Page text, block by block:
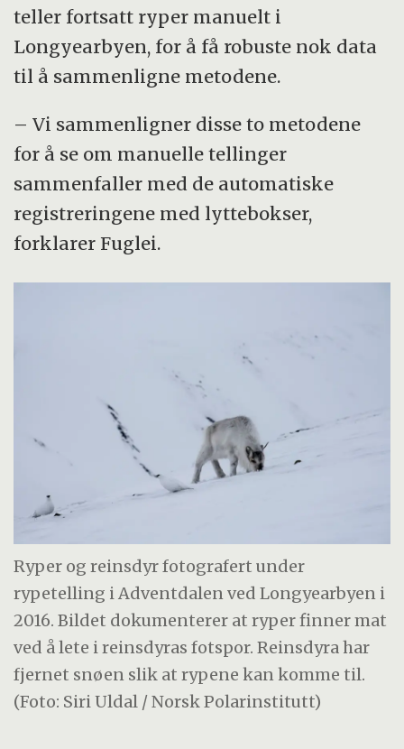
teller fortsatt ryper manuelt i
Longyearbyen, for å få robuste nok data
til å sammenligne metodene.
– Vi sammenligner disse to metodene
for å se om manuelle tellinger
sammenfaller med de automatiske
registreringene med lyttebokser,
forklarer Fuglei.
Ryper og reinsdyr fotografert under
rypetelling i Adventdalen ved Longyearbyen i
2016. Bildet dokumenterer at ryper finner mat
ved å lete i reinsdyras fotspor. Reinsdyra har
fjernet snøen slik at rypene kan komme til.
(Foto: Siri Uldal / Norsk Polarinstitutt)